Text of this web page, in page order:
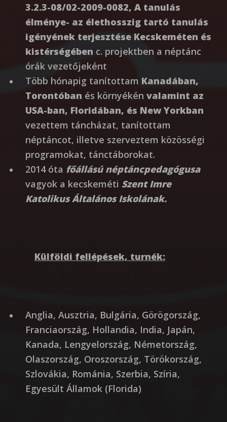
3.2.3-08/02-2009-0082, A tanulás
élménye- az élethosszig tartó tanulás
igényének terjesztése Kecskeméten és
kistérségében c. projektben a néptánc
órák vezetőjeként
Több hónapig tanítottam Kanadában,
Torontóban és környékén valamint az
USA-ban, Floridában, és New Yorkban
vezettem táncházat, tanítottam
néptáncot, illetve szerveztem közösségi
programokat, tánctáborokat.
2014 óta főállású néptáncpedagógusa
vagyok a kecskeméti Szent Imre
Katolikus Általános Iskolának.
Külföldi fellépések, turnék:
Anglia, Ausztria, Bulgária, Görögország,
Franciaország, Hollandia, India, Japán,
Kanada, Lengyelország, Németország,
Olaszország, Oroszország, Törökország,
Szlovákia, Románia, Szerbia, Szíria,
Egyesült Államok (Florida)